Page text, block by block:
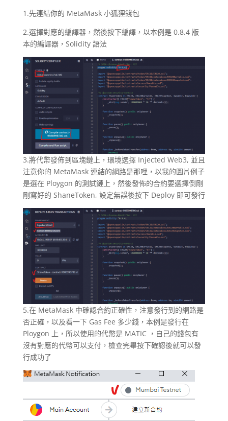
1.先連結你的 MetaMask 小狐狸錢包
2.選擇對應的編譯器，然後按下編譯，以本例是 0.8.4 版
本的編譯器，Solidity 語法
3.將代幣發佈到區塊鏈上，環境選擇 Injected Web3, 並且
注意你的 MetaMask 連結的網路是那哩，以我的圖片例子
是選在 Ploygon 的測試鏈上，然後發佈的合約要選擇倒剛
剛寫好的 ShaneToken, 設定無誤後按下 Deploy 即可發行
5.在 MetaMask 中確認合約正確性，注意發行到的網路是
否正確，以及看一下 Gas Fee 多少錢，本例是發行在
Ploygon 上，所以使用的代幣是 MATIC ，自己的錢包有
沒有對應的代幣可以支付，檢查完畢按下確認後就可以發
行成功了